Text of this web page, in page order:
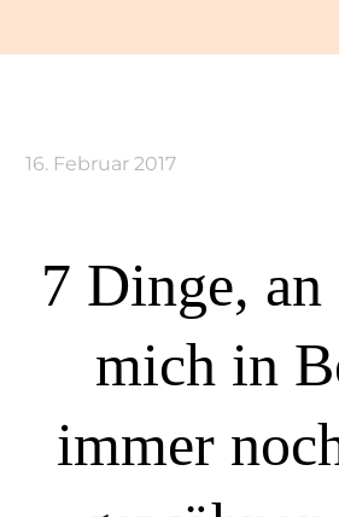
16. Februar 2017
7 Dinge,
mich in
immer